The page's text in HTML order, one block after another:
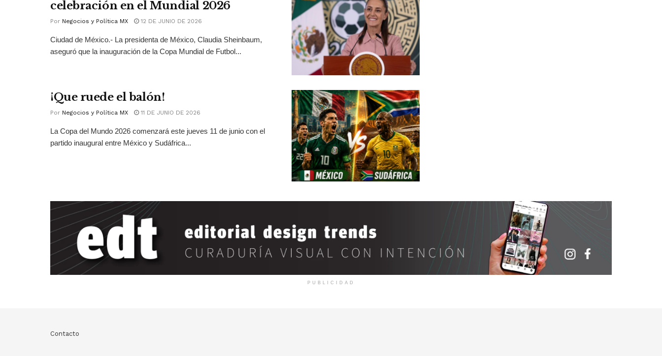
celebración en el Mundial 2026
Por Negocios y Política MX 12 DE JUNIO DE 2026
Ciudad de México.- La presidenta de México, Claudia Sheinbaum,
aseguró que la inauguración de la Copa Mundial de Futbol...
¡Que ruede el balón!
Por Negocios y Política MX 11 DE JUNIO DE 2026
La Copa del Mundo 2026 comenzará este jueves 11 de junio con el
partido inaugural entre México y Sudáfrica...
PUBLICIDAD
Contacto